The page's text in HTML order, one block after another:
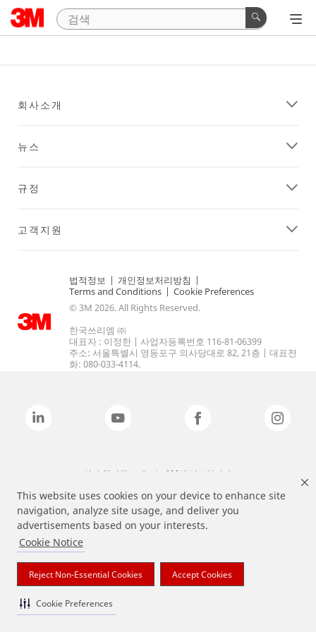
This website uses cookies on your device to enhance site
navigation, analyze site usage, and deliver you
advertisements based on your interests.
Cookie Notice
Reject Non-Essential Cookies Accept Cookies
Cookie Preferences
회사소개
뉴스
규정
고객지원
법적정보 | 개인정보처리방침 |
Terms and Conditions | Cookie Preferences
© 3M 2026. All Rights Reserved.
한국쓰리엠 ㈜
대표자 : 이정한 | 사업자등록번호 116-81-06399
주소: 서울특별시 영등포구 의사당대로 82, 21층 | 대표전
화: 080-033-4114.
상기 열거된 브랜드는 3M의 상표입니다.